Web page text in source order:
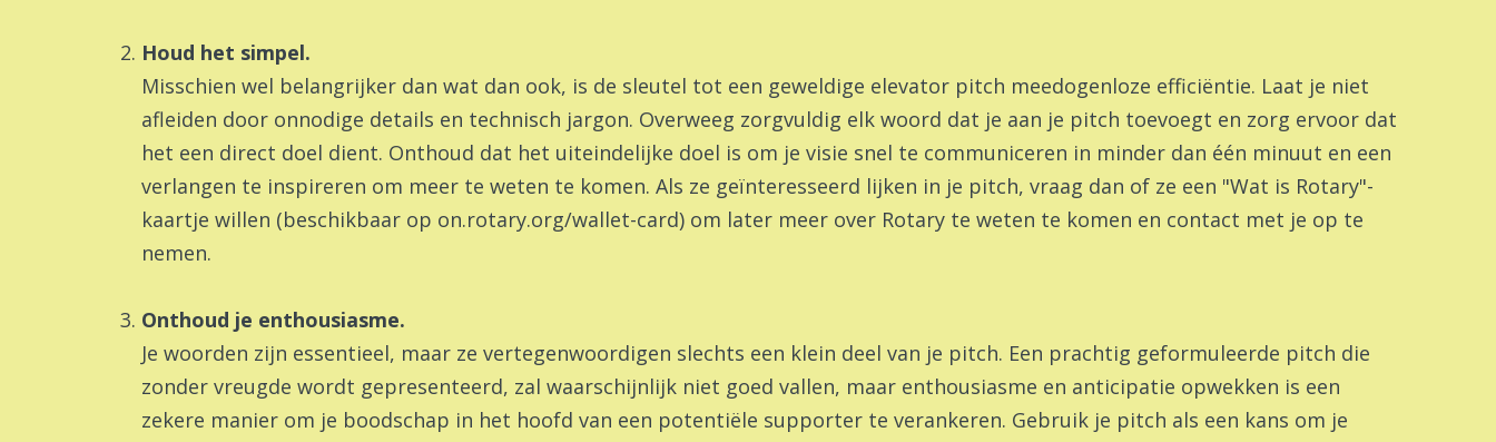
Houd het simpel.
Misschien wel belangrijker dan wat dan ook, is de sleutel tot een geweldige elevator pitch meedogenloze efficiëntie. Laat je niet
afleiden door onnodige details en technisch jargon. Overweeg zorgvuldig elk woord dat je aan je pitch toevoegt en zorg ervoor dat
het een direct doel dient. Onthoud dat het uiteindelijke doel is om je visie snel te communiceren in minder dan één minuut en een
verlangen te inspireren om meer te weten te komen. Als ze geïnteresseerd lijken in je pitch, vraag dan of ze een "Wat is Rotary"-
kaartje willen (beschikbaar op on.rotary.org/wallet-card) om later meer over Rotary te weten te komen en contact met je op te
nemen.
Onthoud je enthousiasme.
Je woorden zijn essentieel, maar ze vertegenwoordigen slechts een klein deel van je pitch. Een prachtig geformuleerde pitch die
zonder vreugde wordt gepresenteerd, zal waarschijnlijk niet goed vallen, maar enthousiasme en anticipatie opwekken is een
zekere manier om je boodschap in het hoofd van een potentiële supporter te verankeren. Gebruik je pitch als een kans om je